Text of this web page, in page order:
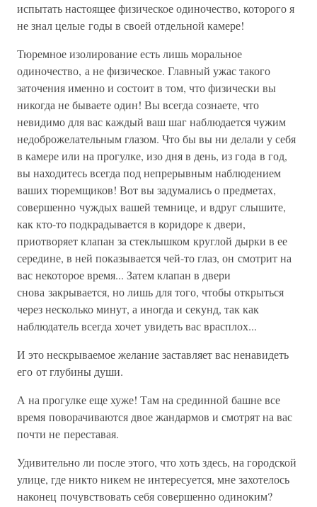
испытать настоящее физическое одиночество, которого я
не знал целые годы в своей отдельной камере!
Тюремное изолирование есть лишь моральное
одиночество, а не физическое. Главный ужас такого
заточения именно и состоит в том, что физически вы
никогда не бываете один! Вы всегда сознаете, что
невидимо для вас каждый ваш шаг наблюдается чужим
недоброжелательным глазом. Что бы вы ни делали у себя
в камере или на прогулке, изо дня в день, из года в год,
вы находитесь всегда под непрерывным наблюдением
ваших тюремщиков! Вот вы задумались о предметах,
совершенно чуждых вашей темнице, и вдруг слышите,
как кто-то подкрадывается в коридоре к двери,
приотворяет клапан за стеклышком круглой дырки в ее
середине, в ней показывается чей-то глаз, он смотрит на
вас некоторое время... Затем клапан в двери
снова закрывается, но лишь для того, чтобы открыться
через несколько минут, а иногда и секунд, так как
наблюдатель всегда хочет увидеть вас врасплох...
И это нескрываемое желание заставляет вас ненавидеть
его от глубины души.
А на прогулке еще хуже! Там на срединной башне все
время поворачиваются двое жандармов и смотрят на вас
почти не переставая.
Удивительно ли после этого, что хоть здесь, на городской
улице, где никто никем не интересуется, мне захотелось
наконец почувствовать себя совершенно одиноким?